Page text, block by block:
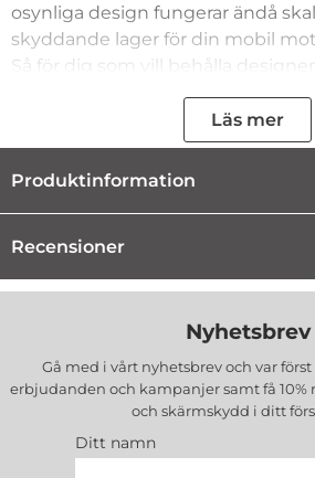
osynliga design fungerar ändå
skyddande lager för din mobil
Så för dig som vill behålla
- Ultratunnt, skräddarsytt skal
- Minimalistisk design som ger
- Semitransparent design med
- Stilrent utan märkning av loggor
- Åtkomst till alla telefonens
- Material: Polykarbonat (hårdplast)
- Färg: Grön
- Passar: iPhone 6 Plus / iPhone
- Märke: CoveredGear
Läs mer
Produktinformation
Recensioner
Nyhetsbrev
Gå med i vårt nyhetsbrev och var
erbjudanden och kampanjer samt få 10%
och skärmskydd i ditt
Ditt namn